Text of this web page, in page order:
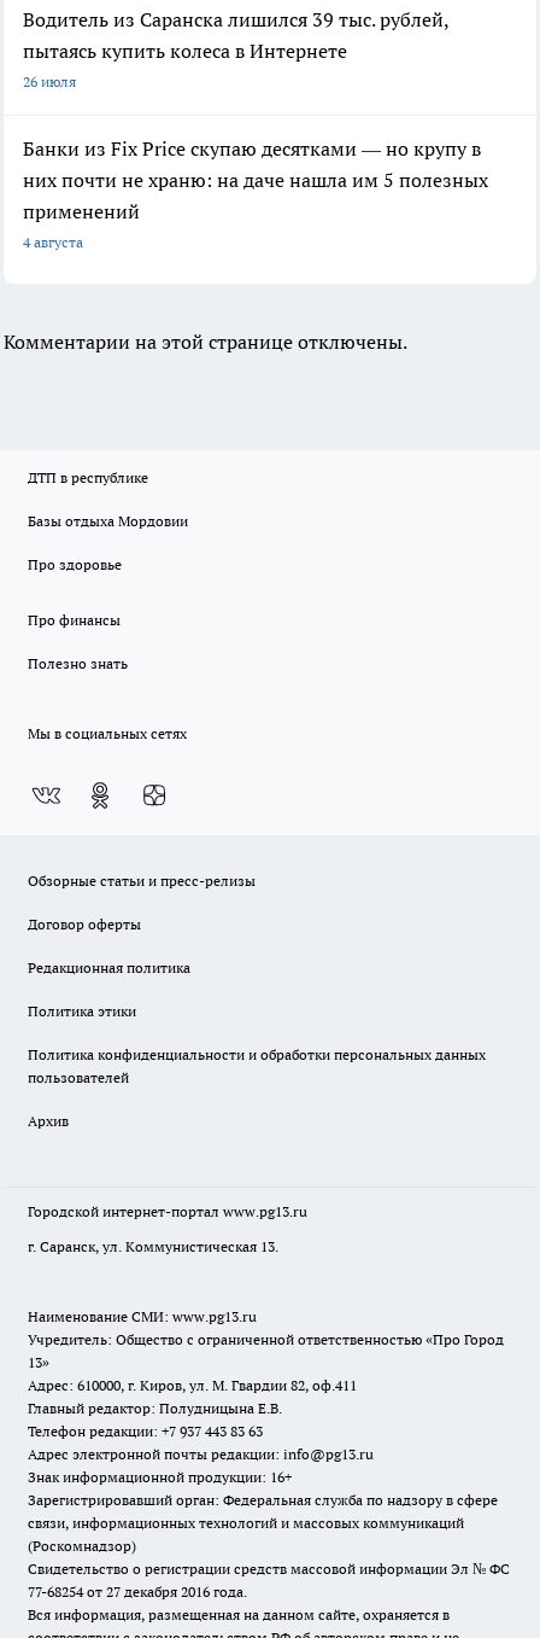
Водитель из Саранска лишился 39 тыс. рублей,
пытаясь купить колеса в Интернете
26 июля
Банки из Fix Price скупаю десятками — но крупу в
них почти не храню: на даче нашла им 5 полезных
применений
4 августа
Комментарии на этой странице отключены.
ДТП в республике
Базы отдыха Мордовии
Про здоровье
Про финансы
Полезно знать
Мы в социальных сетях
Обзорные статьи и пресс-релизы
Договор оферты
Редакционная политика
Политика этики
Политика конфиденциальности и обработки персональных данных
пользователей
Архив
Городской интернет-портал www.pg13.ru
г. Саранск, ул. Коммунистическая 13.
Наименование СМИ: www.pg13.ru
Учредитель: Общество с ограниченной ответственностью «Про Город
13»
Адрес: 610000, г. Киров, ул. М. Гвардии 82, оф.411
Главный редактор: Полудницына Е.В.
Телефон редакции: +7 937 443 83 63
Адрес электронной почты редакции: info@pg13.ru
Знак информационной продукции: 16+
Зарегистрировавший орган: Федеральная служба по надзору в сфере
связи, информационных технологий и массовых коммуникаций
(Роскомнадзор)
Свидетельство о регистрации средств массовой информации Эл № ФС
77-68254 от 27 декабря 2016 года.
Вся информация, размещенная на данном сайте, охраняется в